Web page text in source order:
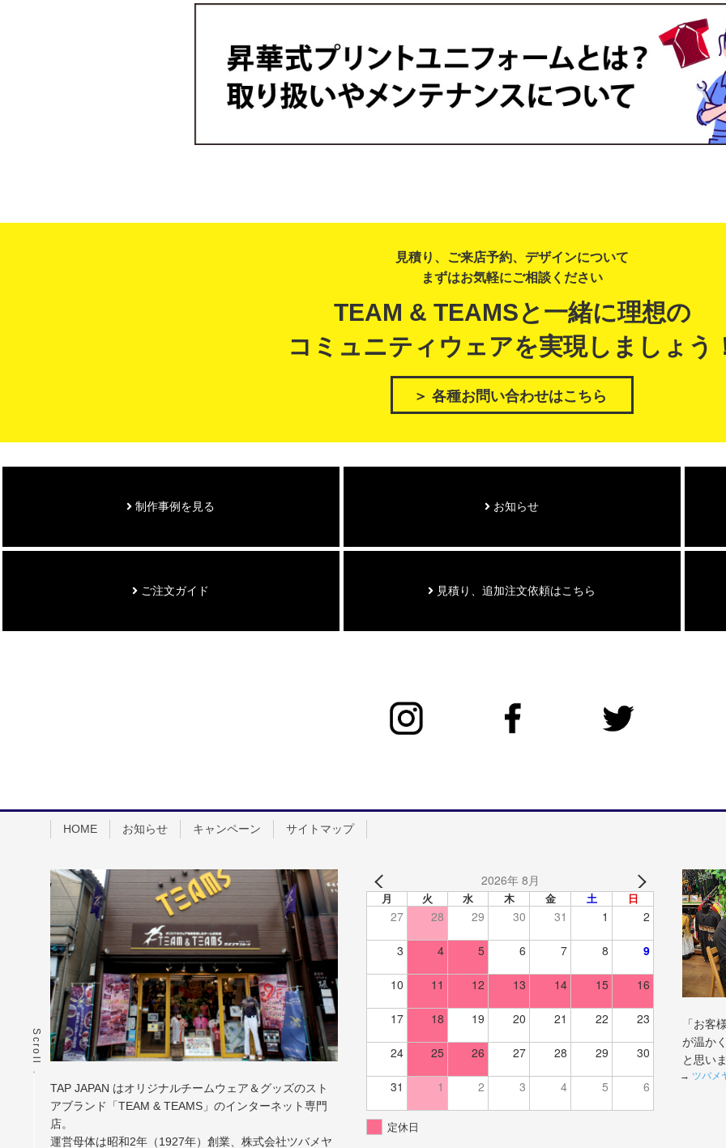
Scroll
見積り、ご来店予約、デザインについて
まずはお気軽にご相談ください
TEAM & TEAMSと一緒に理想の
コミュニティウェアを実現しましょう
＞ 各種お問い合わせはこちら
制作事例を見る お知らせ
ご注文ガイド 見積り、追加注文依頼はこちら
HOME お知らせ キャンペーン サイトマップ
TAP JAPAN はオリジナルチームウェア＆グッズのスト
アブランド「TEAM & TEAMS」のインターネット専門
店。
運営母体は昭和2年（1927年）創業、株式会社ツバメヤ
2026年 8月
月 火 水 木 金 土 日
27 28 29 30 31 1 2
3 4 5 6 7 8 9
10 11 12 13 14 15 16
17 18 19 20 21 22 23
24 25 26 27 28 29 30
31 1 2 3 4 5 6
定休日
「お客
が温か
と思い
→ ツバメ